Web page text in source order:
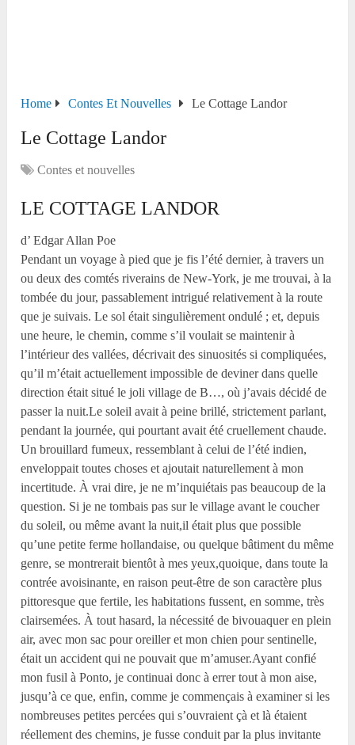
Home Contes Et Nouvelles Le Cottage Landor
Le Cottage Landor
Contes et nouvelles
LE COTTAGE LANDOR
d’ Edgar Allan Poe
Pendant un voyage à pied que je fis l’été dernier, à travers un
ou deux des comtés riverains de New-York, je me trouvai, à la
tombée du jour, passablement intrigué relativement à la route
que je suivais. Le sol était singulièrement ondulé ; et, depuis
une heure, le chemin, comme s’il voulait se maintenir à
l’intérieur des vallées, décrivait des sinuosités si compliquées,
qu’il m’était actuellement impossible de deviner dans quelle
direction était situé le joli village de B…, où j’avais décidé de
passer la nuit.Le soleil avait à peine brillé, strictement parlant,
pendant la journée, qui pourtant avait été cruellement chaude.
Un brouillard fumeux, ressemblant à celui de l’été indien,
enveloppait toutes choses et ajoutait naturellement à mon
incertitude. À vrai dire, je ne m’inquiétais pas beaucoup de la
question. Si je ne tombais pas sur le village avant le coucher
du soleil, ou même avant la nuit,il était plus que possible
qu’une petite ferme hollandaise, ou quelque bâtiment du même
genre, se montrerait bientôt à mes yeux,quoique, dans toute la
contrée avoisinante, en raison peut-être de son caractère plus
pittoresque que fertile, les habitations fussent, en somme, très
clairsemées. À tout hasard, la nécessité de bivouaquer en plein
air, avec mon sac pour oreiller et mon chien pour sentinelle,
était un accident qui ne pouvait que m’amuser.Ayant confié
mon fusil à Ponto, je continuai donc à errer tout à mon aise,
jusqu’à ce que, enfin, comme je commençais à examiner si les
nombreuses petites percées qui s’ouvraient çà et là étaient
réellement des chemins, je fusse conduit par la plus invitante